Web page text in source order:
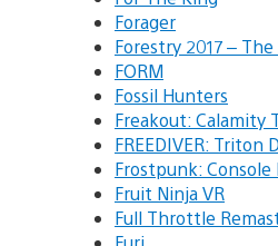
Forager
Forestry 2017 –
FORM
Fossil Hunters
Freakout: Calamity
FREEDIVER: Triton
Frostpunk: Console
Fruit Ninja VR
Full Throttle